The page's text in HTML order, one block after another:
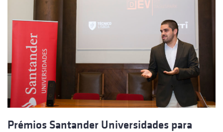
Prémios Santander Universidades para